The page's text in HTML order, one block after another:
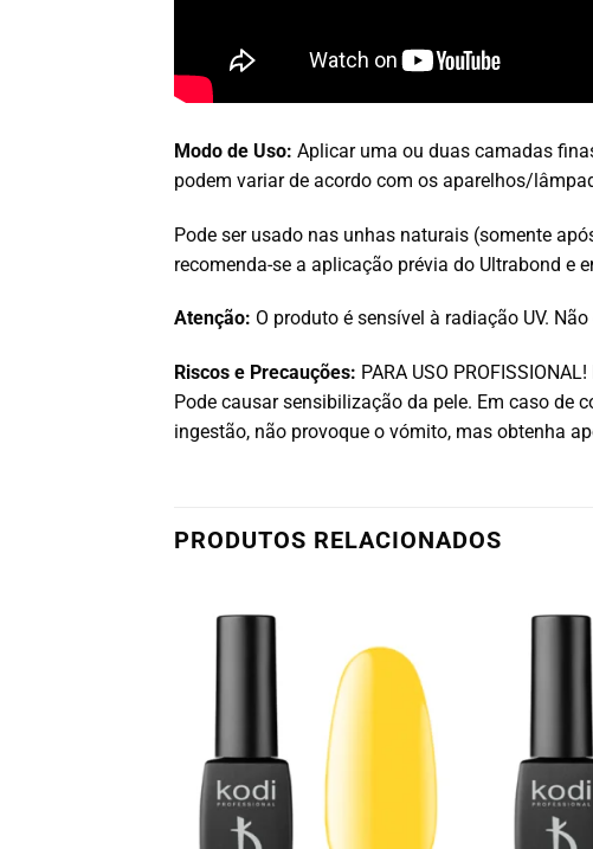
Modo de Uso: Aplicar uma ou duas camadas
podem variar de acordo com os aparelhos/
Pode ser usado nas unhas naturais (somente
recomenda-se a aplicação prévia do Ultrabond e
Atenção: O produto é sensível à radiação UV.
Riscos e Precauções: PARA USO
Pode causar sensibilização da pele. Em caso de
ingestão, não provoque o vómito, mas obtenha
PRODUTOS RELACIONADOS